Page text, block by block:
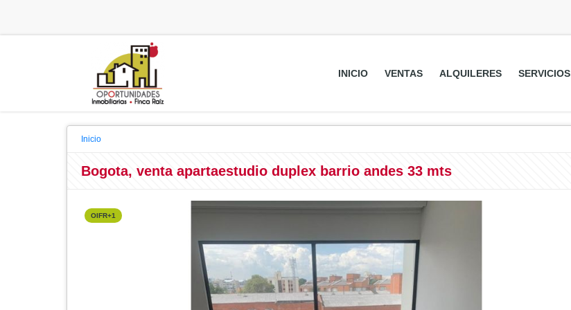
INICIO VENTAS ALQUILERES SERVICIOS
Inicio
Bogota, venta apartaestudio duplex barrio andes 33 mts
OIFR+1